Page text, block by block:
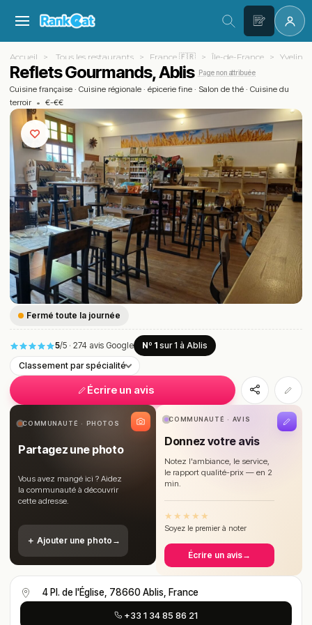
Accueil Tous les restaurants France 🇫🇷 Île-de-France
Reflets Gourmands, Ablis Page non attribuée
Cuisine française · Cuisine régionale · épicerie fine · Salon de thé · Cuisine du
terroir • €-€€
Fermé toute la journée
5/5 · 274 avis Google Nº 1 sur 1 à Ablis
Classement par spécialité
Écrire un avis
COMMUNAUTÉ · PHOTOS
Partagez une photo
Vous avez mangé ici ? Aidez
la communauté à découvrir
cette adresse.
＋ Ajouter une photo →
COMMUNAUTÉ · AVIS
Donnez votre avis
Notez l'ambiance, le service,
le rapport qualité-prix — en 2
min.
★ ★ ★ ★ ★
Soyez le premier à noter
Écrire un avis→
4 Pl. de l'Église, 78660 Ablis, France
+33 1 34 85 86 21